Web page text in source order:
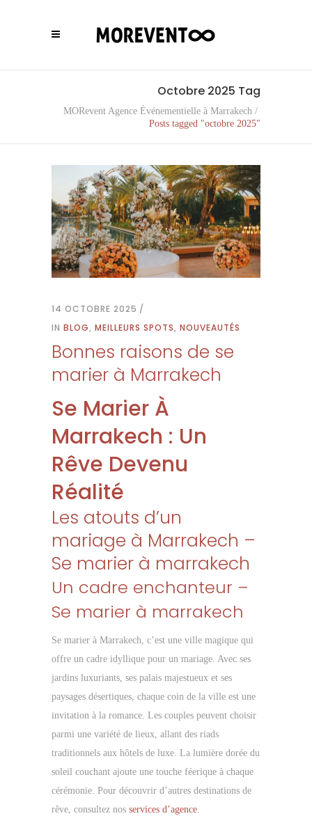
Octobre 2025 Tag
MORevent Agence Événementielle à Marrakech /
Posts tagged "octobre 2025"
14 OCTOBRE 2025
IN BLOG, MEILLEURS SPOTS, NOUVEAUTÉS
Bonnes raisons de se
marier à Marrakech
Se Marier À
Marrakech : Un
Rêve Devenu
Réalité
Les atouts d’un
mariage à Marrakech –
Se marier à marrakech
Un cadre enchanteur –
Se marier à marrakech
Se marier à Marrakech, c’est une ville magique qui
offre un cadre idyllique pour un mariage. Avec ses
jardins luxuriants, ses palais majestueux et ses
paysages désertiques, chaque coin de la ville est une
invitation à la romance. Les couples peuvent choisir
parmi une variété de lieux, allant des riads
traditionnels aux hôtels de luxe. La lumière dorée du
soleil couchant ajoute une touche féerique à chaque
cérémonie. Pour découvrir d’autres destinations de
rêve, consultez nos services d’agence.